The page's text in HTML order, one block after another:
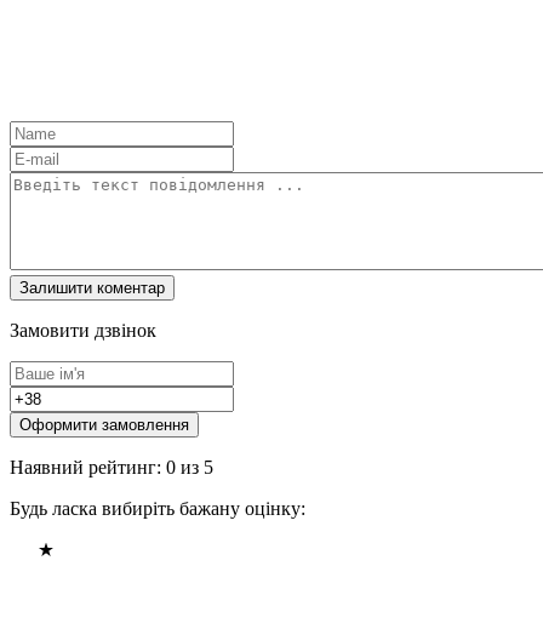
Замовити дзвінок
Оформити замовлення
Наявний рейтинг: 0 из 5
Будь ласка вибиріть бажану оцінку: